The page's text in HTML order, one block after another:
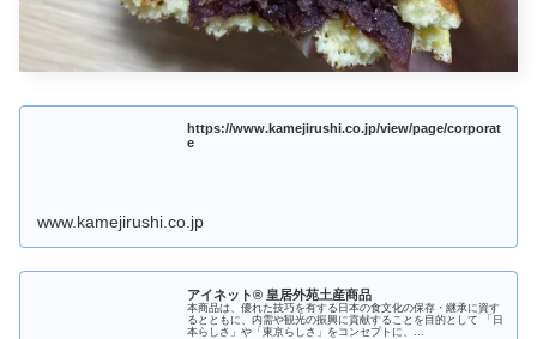
https://www.kamejirushi.co.jp/view/page/corporat
e
www.kamejirushi.co.jp
アイネット® 皇居外苑土産商品
本商品は、優れた技巧を有する日本の食文化の保存・継承に資す
るとともに、内需や観光の振興に貢献することを目的として 「日
本らしさ」や「東京らしさ」をコンセプトに、...